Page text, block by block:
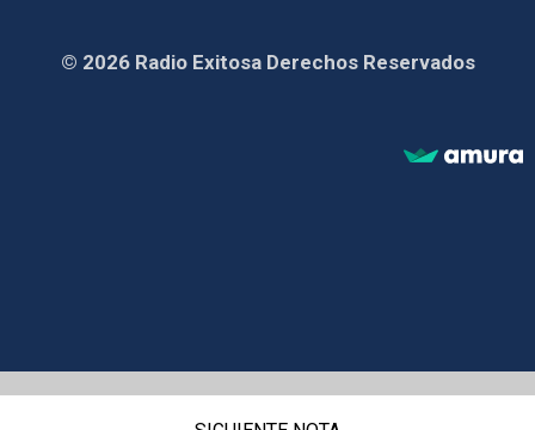
© 2026 Radio Exitosa Derechos Reservados